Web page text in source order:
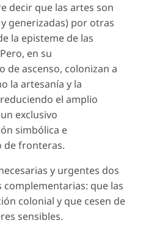
decir que las artes son
generizadas) por otras
la episteme de las
en su
de ascenso, colonizan a
la artesanía y la
el amplio
exclusivo
simbólica e
de fronteras.
y urgentes dos
que las
colonial y que cesen de
sensibles.